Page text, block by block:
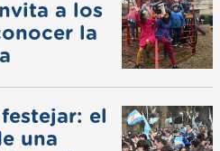
a los
la
el
una